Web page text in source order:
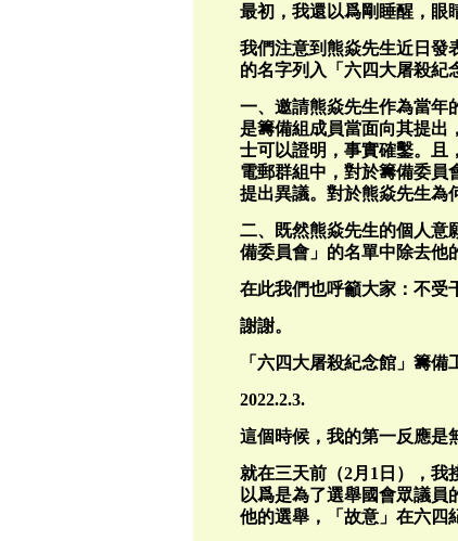
最初，我還以爲剛睡醒，眼
我們注意到熊焱先生近日發
的名字列入「六四大屠殺紀
一、邀請熊焱先生作為當年
是籌備組成員當面向其提出
士可以證明，事實確鑿。且
電郵群組中，對於籌備委員
提出異議。對於熊焱先生為
二、既然熊焱先生的個人意
備委員會」的名單中除去他
在此我們也呼籲大家：不受
謝謝。
「六四大屠殺紀念館」籌備
2022.2.3.
這個時候，我的第一反應是
就在三天前（2月1日），我
以爲是為了選舉國會眾議員
他的選舉，「故意」在六四